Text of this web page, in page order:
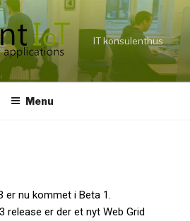
IT konsulenthus
Menu
er nu kommet i Beta 1.
release er der et nyt Web Grid